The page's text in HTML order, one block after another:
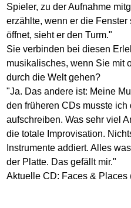
Spieler, zu der Aufnahme
erzählte, wenn er die
öffnet, sieht er den Turm."
Sie verbinden bei diesen
musikalisches, wenn Sie mit
durch die Welt gehen?
"Ja. Das andere ist: Meine
den früheren CDs musste
aufschreiben. Was sehr viel
die totale Improvisation.
Instrumente addiert. Alles
der Platte. Das gefällt mir."
Aktuelle CD: Faces & Places